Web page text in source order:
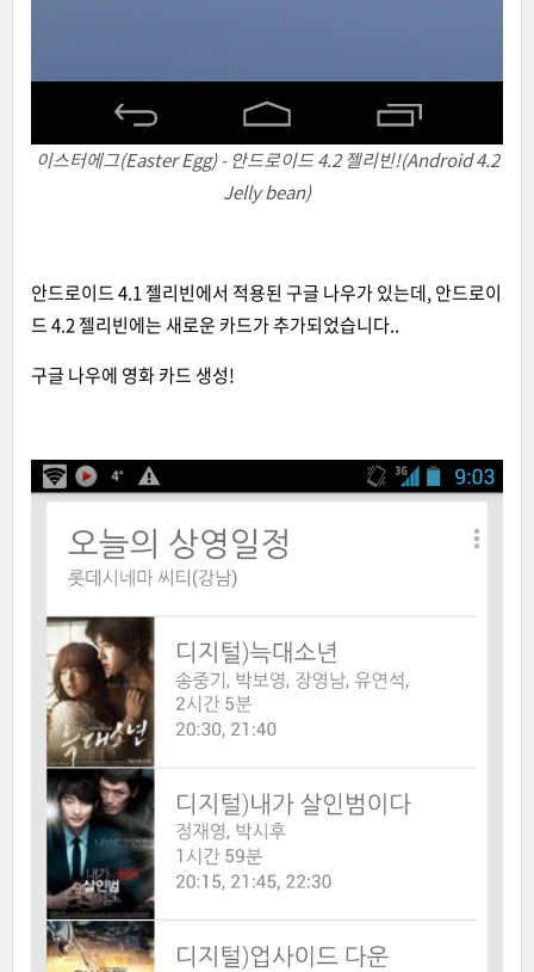
이스터에그(Easter Egg) - 안드로이드 4.2 젤리빈!(Android 4.2
Jelly bean)
안드로이드 4.1 젤리빈에서 적용된 구글 나우가 있는데, 안드로이
드 4.2 젤리빈에는 새로운 카드가 추가되었습니다..
구글 나우에 영화 카드 생성!